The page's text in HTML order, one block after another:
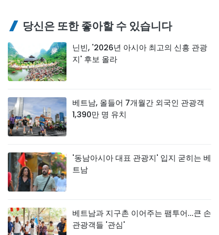
당신은 또한 좋아할 수 있습니다
닌빈, '2026년 아시아 최고의 신흥 관광
지' 후보 올라
베트남, 올들어 7개월간 외국인 관광객
1,390만 명 유치
'동남아시아 대표 관광지' 입지 굳히는 베
트남
베트남과 지구촌 이어주는 팸투어...큰 손
관광객들 '관심'